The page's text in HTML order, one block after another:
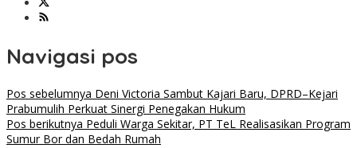
Navigasi pos
Pos sebelumnya Deni Victoria Sambut Kajari Baru, DPRD–Kejari
Prabumulih Perkuat Sinergi Penegakan Hukum
Pos berikutnya Peduli Warga Sekitar, PT TeL Realisasikan Program
Sumur Bor dan Bedah Rumah